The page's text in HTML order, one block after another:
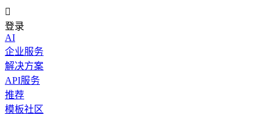

登录
AI
企业服务
解决方案
API服务
推荐
模板社区